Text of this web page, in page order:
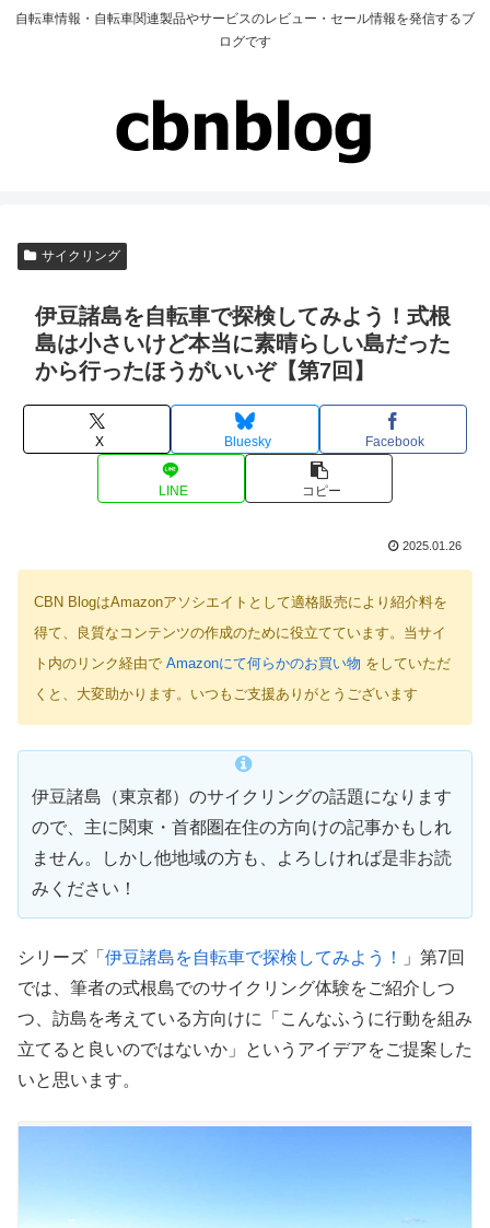
自転車情報・自転車関連製品やサービスのレビュー・セール情報を発信するブ
ログです
サイクリング
伊豆諸島を自転車で探検してみよう！式根
島は小さいけど本当に素晴らしい島だった
から行ったほうがいいぞ【第7回】
X Bluesky Facebook
LINE コピー
2025.01.26
CBN BlogはAmazonアソシエイトとして適格販売により紹介料を
得て、良質なコンテンツの作成のために役立てています。当サイ
ト内のリンク経由で Amazonにて何らかのお買い物 をしていただ
くと、大変助かります。いつもご支援ありがとうございます
伊豆諸島（東京都）のサイクリングの話題になります
ので、主に関東・首都圏在住の方向けの記事かもしれ
ません。しかし他地域の方も、よろしければ是非お読
みください！
シリーズ「 伊豆諸島を自転車で探検してみよう！
」第7回
では、筆者の式根島でのサイクリング体験をご紹介しつ
つ、訪島を考えている方向けに「こんなふうに行動を組み
立てると良いのではないか」というアイデアをご提案した
いと思います。